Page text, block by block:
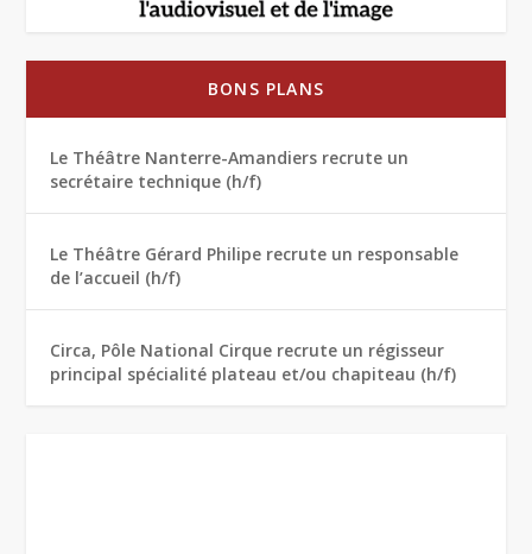
BONS PLANS
Le Théâtre Nanterre-Amandiers recrute un
secrétaire technique (h/f)
Le Théâtre Gérard Philipe recrute un responsable
de l’accueil (h/f)
Circa, Pôle National Cirque recrute un régisseur
principal spécialité plateau et/ou chapiteau (h/f)